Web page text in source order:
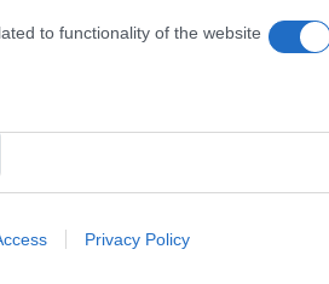
to functionality of the website
Privacy Policy